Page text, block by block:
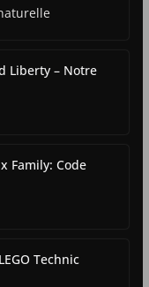
Liberty – Notre
Family: Code
Technic